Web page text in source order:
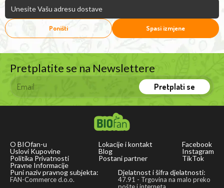
Poništi Spasi izmjene
Pretplatite se na Newslettere
Pretplati se
O BIOfan-u
Uslovi Kupovine
Politika Privatnosti
Lokacije i kontakt
Blog
Postani partner
Facebook
Instagram
TikTok
Pravne Informacije
Puni naziv pravnog subjekta:
FAN-Commerce d.o.o.
Djelatnost i šifra djelatnosti:
47.91 - Trgovina na malo preko